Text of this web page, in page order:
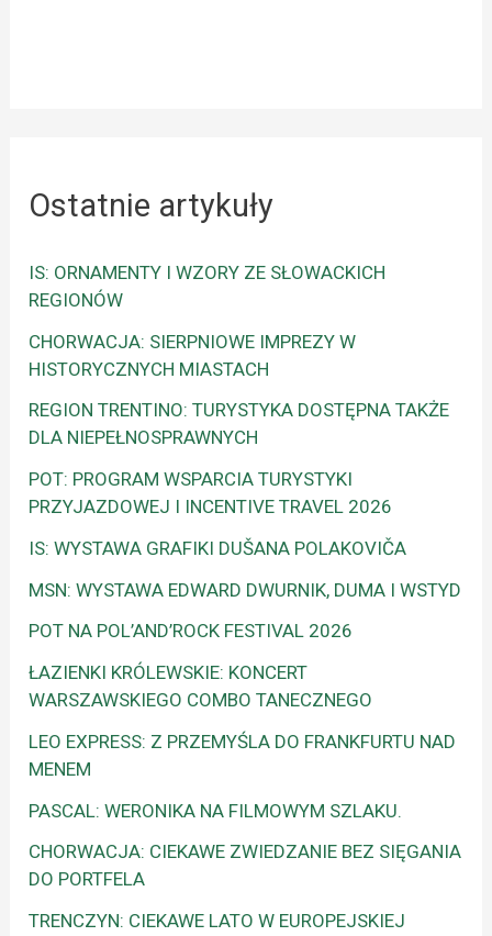
Ostatnie artykuły
IS: ORNAMENTY I WZORY ZE SŁOWACKICH
REGIONÓW
CHORWACJA: SIERPNIOWE IMPREZY W
HISTORYCZNYCH MIASTACH
REGION TRENTINO: TURYSTYKA DOSTĘPNA TAKŻE
DLA NIEPEŁNOSPRAWNYCH
POT: PROGRAM WSPARCIA TURYSTYKI
PRZYJAZDOWEJ I INCENTIVE TRAVEL 2026
IS: WYSTAWA GRAFIKI DUŠANA POLAKOVIČA
MSN: WYSTAWA EDWARD DWURNIK, DUMA I WSTYD
POT NA POL’AND’ROCK FESTIVAL 2026
ŁAZIENKI KRÓLEWSKIE: KONCERT
WARSZAWSKIEGO COMBO TANECZNEGO
LEO EXPRESS: Z PRZEMYŚLA DO FRANKFURTU NAD
MENEM
PASCAL: WERONIKA NA FILMOWYM SZLAKU.
CHORWACJA: CIEKAWE ZWIEDZANIE BEZ SIĘGANIA
DO PORTFELA
TRENCZYN: CIEKAWE LATO W EUROPEJSKIEJ